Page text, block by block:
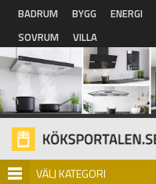
Hoppa till huvudinnehåll
BADRUM BYGG ENERGI
SOVRUM
VILLA
VÄLJ KATEGORI